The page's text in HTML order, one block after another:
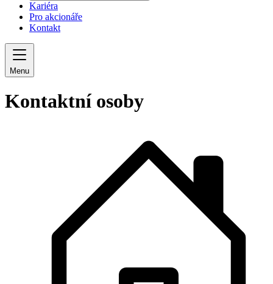
Kariéra
Pro akcionáře
Kontakt
Menu
Kontaktní osoby